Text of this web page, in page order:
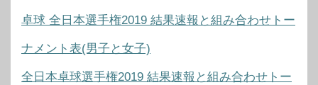
卓球 全日本選手権2019 結果速報と組み合わせトー
ナメント表(男子と女子)
全日本卓球選手権2019 結果速報と組み合わせトー